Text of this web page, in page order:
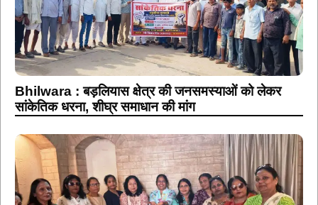
Bhilwara : बड़लियास क्षेत्र की जनसमस्याओं को लेकर
सांकेतिक धरना, शीघ्र समाधान की मांग